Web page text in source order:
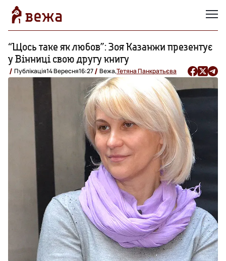
“Щось таке як любов”: Зоя Казанжи презентує
у Вінниці свою другу книгу
Публікація14 Вересня16:27 Вежа,Тетяна Панкратьєва